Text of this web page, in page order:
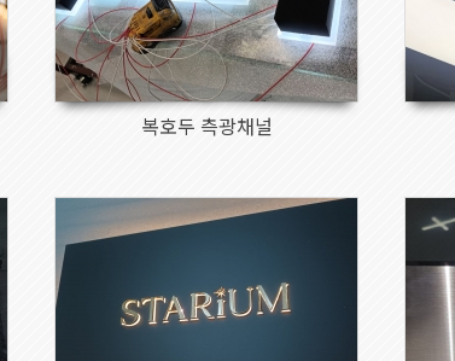
복호두 측광채널